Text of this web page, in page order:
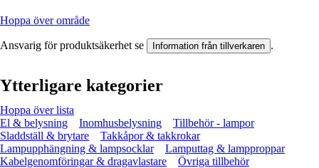
Hoppa över område
Ansvarig för produktsäkerhet se Information från tillverkaren .
Ytterligare kategorier
Hoppa över lista
El & belysning
Inomhusbelysning
Tillbehör - lampor
Sladdställ & brytare
Takkåpor & takkrokar
Lampupphängning & lampsocklar
Lamputtag & lampproppar
Kabelgenomföringar & dragavlastare
Övriga tillbehör